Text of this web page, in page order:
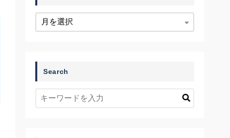
Search